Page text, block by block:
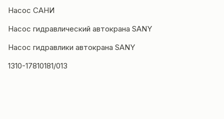
Насос САНИ
Насос гидравлический автокрана SANY
Насос гидравлики автокрана SANY
1310-17810181/013